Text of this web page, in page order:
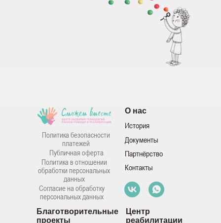
Политика в отношении
обработки персональных
данных
О нас
История
Документы
Партнёрство
Контакты
Центр
реабилитации
Благотворительные
проекты
Политика безопасности
платежей
Публичная оферта
Согласие на обработку
персональных данных